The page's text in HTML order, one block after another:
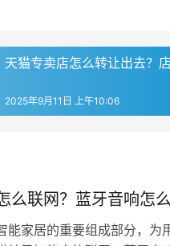
天猫专卖店怎么转让出去？
2025年9月11日 上午10:06
么联网？蓝牙音响怎么
能家居的重要组成部分，为